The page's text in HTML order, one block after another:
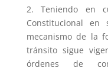
2. Teniendo en
Constitucional
mecanismo de la
tránsito sigue
órdenes de